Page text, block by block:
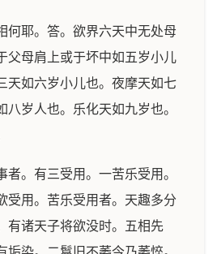
何耶。答。欲界六天中无处母
父母肩上或于坏中如五岁小儿
天如六岁小儿也。夜摩天如七
八岁人也。乐化天如九岁也。
者。有三受用。一苦乐受用。
受用。苦乐受用者。天趣多分
有诸天子将欲没时。五相先